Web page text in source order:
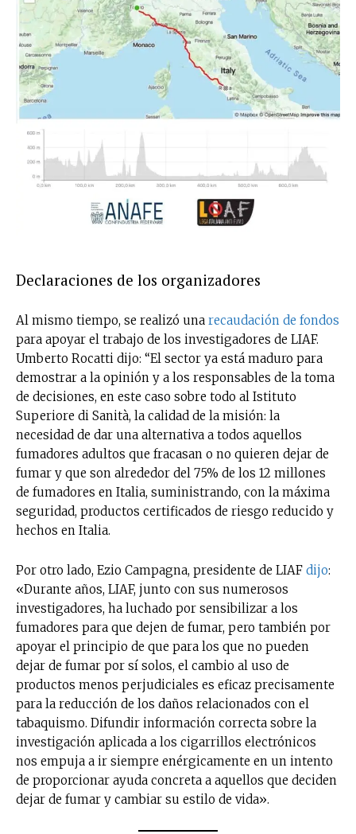
Declaraciones de los organizadores
Al mismo tiempo, se realizó una recaudación de fondos
para apoyar el trabajo de los investigadores de LIAF.
Umberto Rocatti dijo: “El sector ya está maduro para
demostrar a la opinión y a los responsables de la toma
de decisiones, en este caso sobre todo al Istituto
Superiore di Sanità, la calidad de la misión: la
necesidad de dar una alternativa a todos aquellos
fumadores adultos que fracasan o no quieren dejar de
fumar y que son alrededor del 75% de los 12 millones
de fumadores en Italia, suministrando, con la máxima
seguridad, productos certificados de riesgo reducido y
hechos en Italia.
Por otro lado, Ezio Campagna, presidente de LIAF dijo:
«Durante años, LIAF, junto con sus numerosos
investigadores, ha luchado por sensibilizar a los
fumadores para que dejen de fumar, pero también por
apoyar el principio de que para los que no pueden
dejar de fumar por sí solos, el cambio al uso de
productos menos perjudiciales es eficaz precisamente
para la reducción de los daños relacionados con el
tabaquismo. Difundir información correcta sobre la
investigación aplicada a los cigarrillos electrónicos
nos empuja a ir siempre enérgicamente en un intento
de proporcionar ayuda concreta a aquellos que deciden
dejar de fumar y cambiar su estilo de vida».